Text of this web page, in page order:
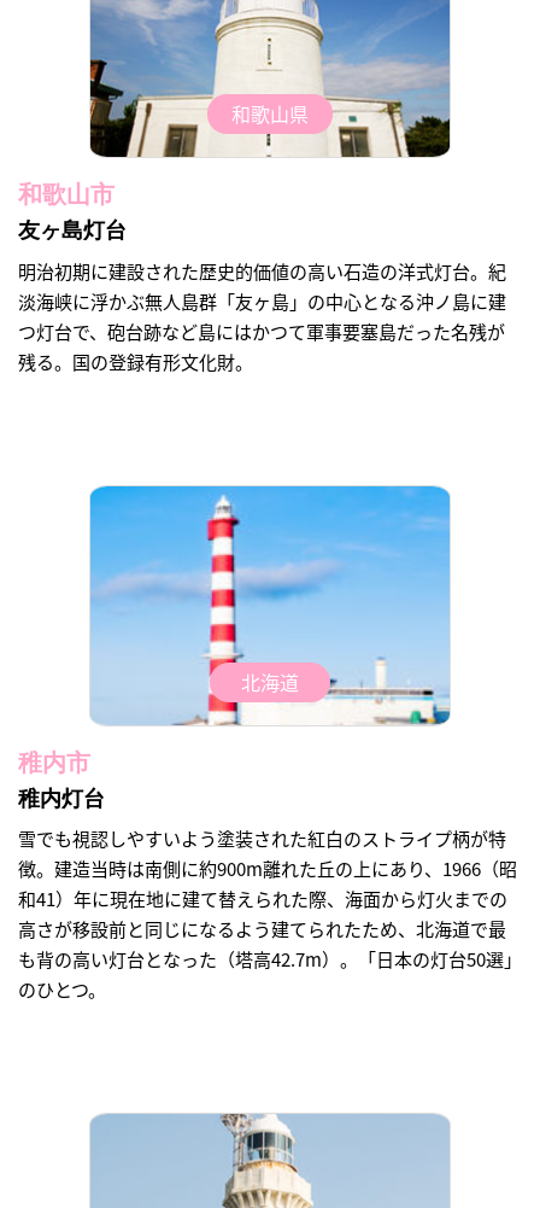
和歌山県
和歌山市
友ヶ島灯台
明治初期に建設された歴史的価値の高い石造の洋式灯台。紀
淡海峡に浮かぶ無人島群「友ヶ島」の中心となる沖ノ島に建
つ灯台で、砲台跡など島にはかつて軍事要塞島だった名残が
残る。国の登録有形文化財。
北海道
稚内市
稚内灯台
雪でも視認しやすいよう塗装された紅白のストライプ柄が特
徴。建造当時は南側に約900m離れた丘の上にあり、1966（昭
和41）年に現在地に建て替えられた際、海面から灯火までの
高さが移設前と同じになるよう建てられたため、北海道で最
も背の高い灯台となった（塔高42.7m）。「日本の灯台50選」
のひとつ。